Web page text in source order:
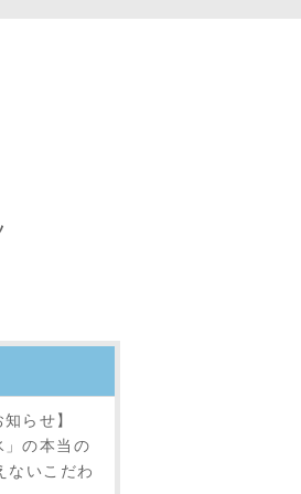
らせ】
」の本当の
ないこだわ